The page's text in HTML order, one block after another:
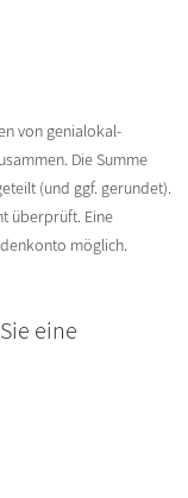
von genialokal-
Die Summe
(und ggf. gerundet).
überprüft. Eine
möglich.
eine